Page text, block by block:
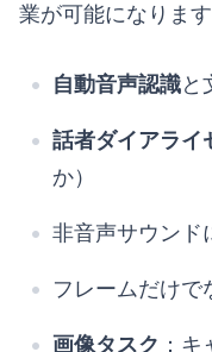
業が可能になります
自動音声認識と
話者ダイアライ
か）
非音声サウンド
フレームだけで
画像タスク ：